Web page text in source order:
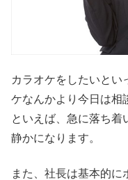
カラオケをしたいとい
ケなんかより今日は相
といえば、急に落ち着
静かになります。
また、社長は基本的に